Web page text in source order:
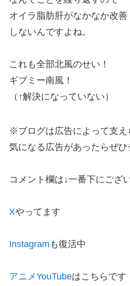
オイラ脂肪肝がなかなか改善
しないんですよね。
これも全部北風のせい！
ギブミー南風！
（↑解決になっていない）
※ブログは広告によって支え
気になる広告があったらぜひ
コメント欄は↓一番下にござ
Xやってます
Instagram も復活中
アニメYouTubeはこちらです